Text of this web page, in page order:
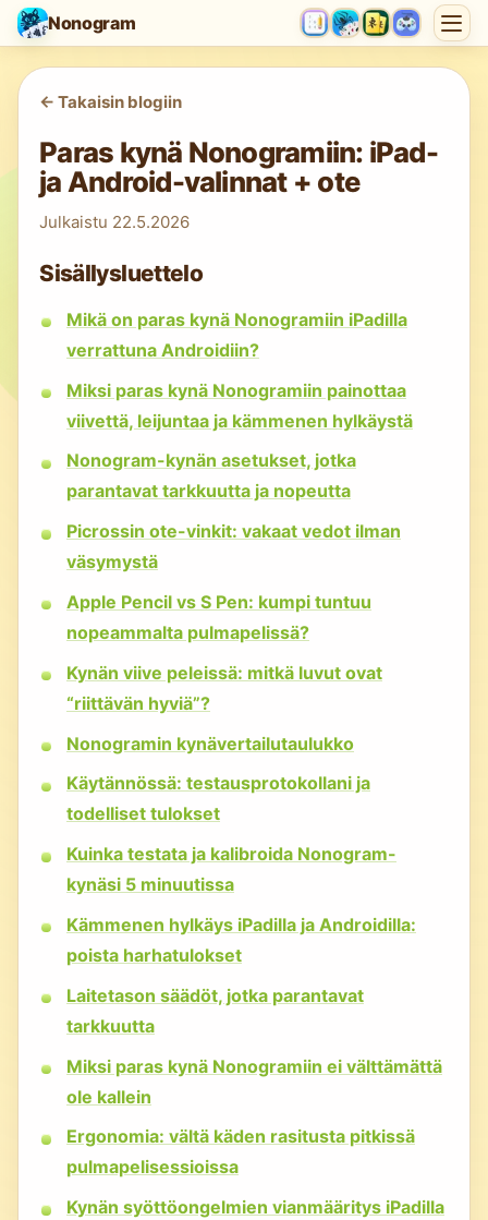
Nonogram
<- Takaisin blogiin
Paras kynä Nonogramiin: iPad-
ja Android-valinnat + ote
Julkaistu 22.5.2026
Sisällysluettelo
Mikä on paras kynä Nonogramiin iPadilla
verrattuna Androidiin?
Miksi paras kynä Nonogramiin painottaa
viivettä, leijuntaa ja kämmenen hylkäystä
Nonogram-kynän asetukset, jotka
parantavat tarkkuutta ja nopeutta
Picrossin ote-vinkit: vakaat vedot ilman
väsymystä
Apple Pencil vs S Pen: kumpi tuntuu
nopeammalta pulmapelissä?
Kynän viive peleissä: mitkä luvut ovat
“riittävän hyviä”?
Nonogramin kynävertailutaulukko
Käytännössä: testausprotokollani ja
todelliset tulokset
Kuinka testata ja kalibroida Nonogram-
kynäsi 5 minuutissa
Kämmenen hylkäys iPadilla ja Androidilla:
poista harhatulokset
Laitetason säädöt, jotka parantavat
tarkkuutta
Miksi paras kynä Nonogramiin ei välttämättä
ole kallein
Ergonomia: vältä käden rasitusta pitkissä
pulmapelisessioissa
Kynän syöttöongelmien vianmääritys iPadilla